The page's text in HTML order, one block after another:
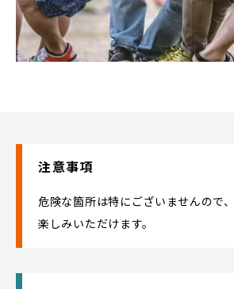
注意事項
危険な箇所は特にございませんので
楽しみいただけます。